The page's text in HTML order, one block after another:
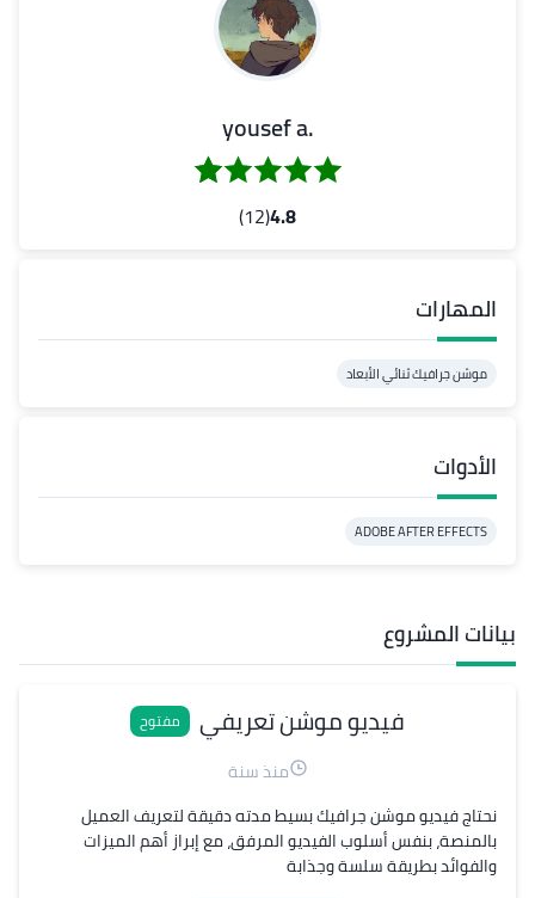
.yousef a
4.8
(12)
المهارات
موشن جرافيك ثنائي الأبعاد
الأدوات
ADOBE AFTER EFFECTS
بيانات المشروع
فيديو موشن تعريفي مفتوح
منذ سنة
والفوائد بطريقة سلسة وجذابة